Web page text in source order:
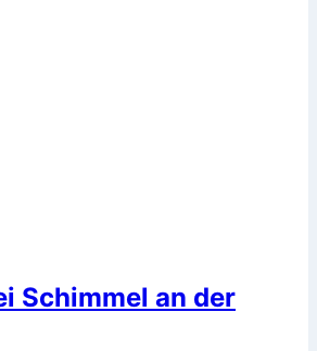
Schimmel an der